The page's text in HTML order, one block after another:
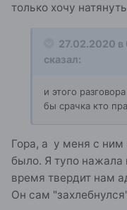
только хочу
27.02.2020 в
сказал:
и этого
бы срачка кто
Гора, а у меня с ним
было. Я тупо
время твердит нам
Он сам